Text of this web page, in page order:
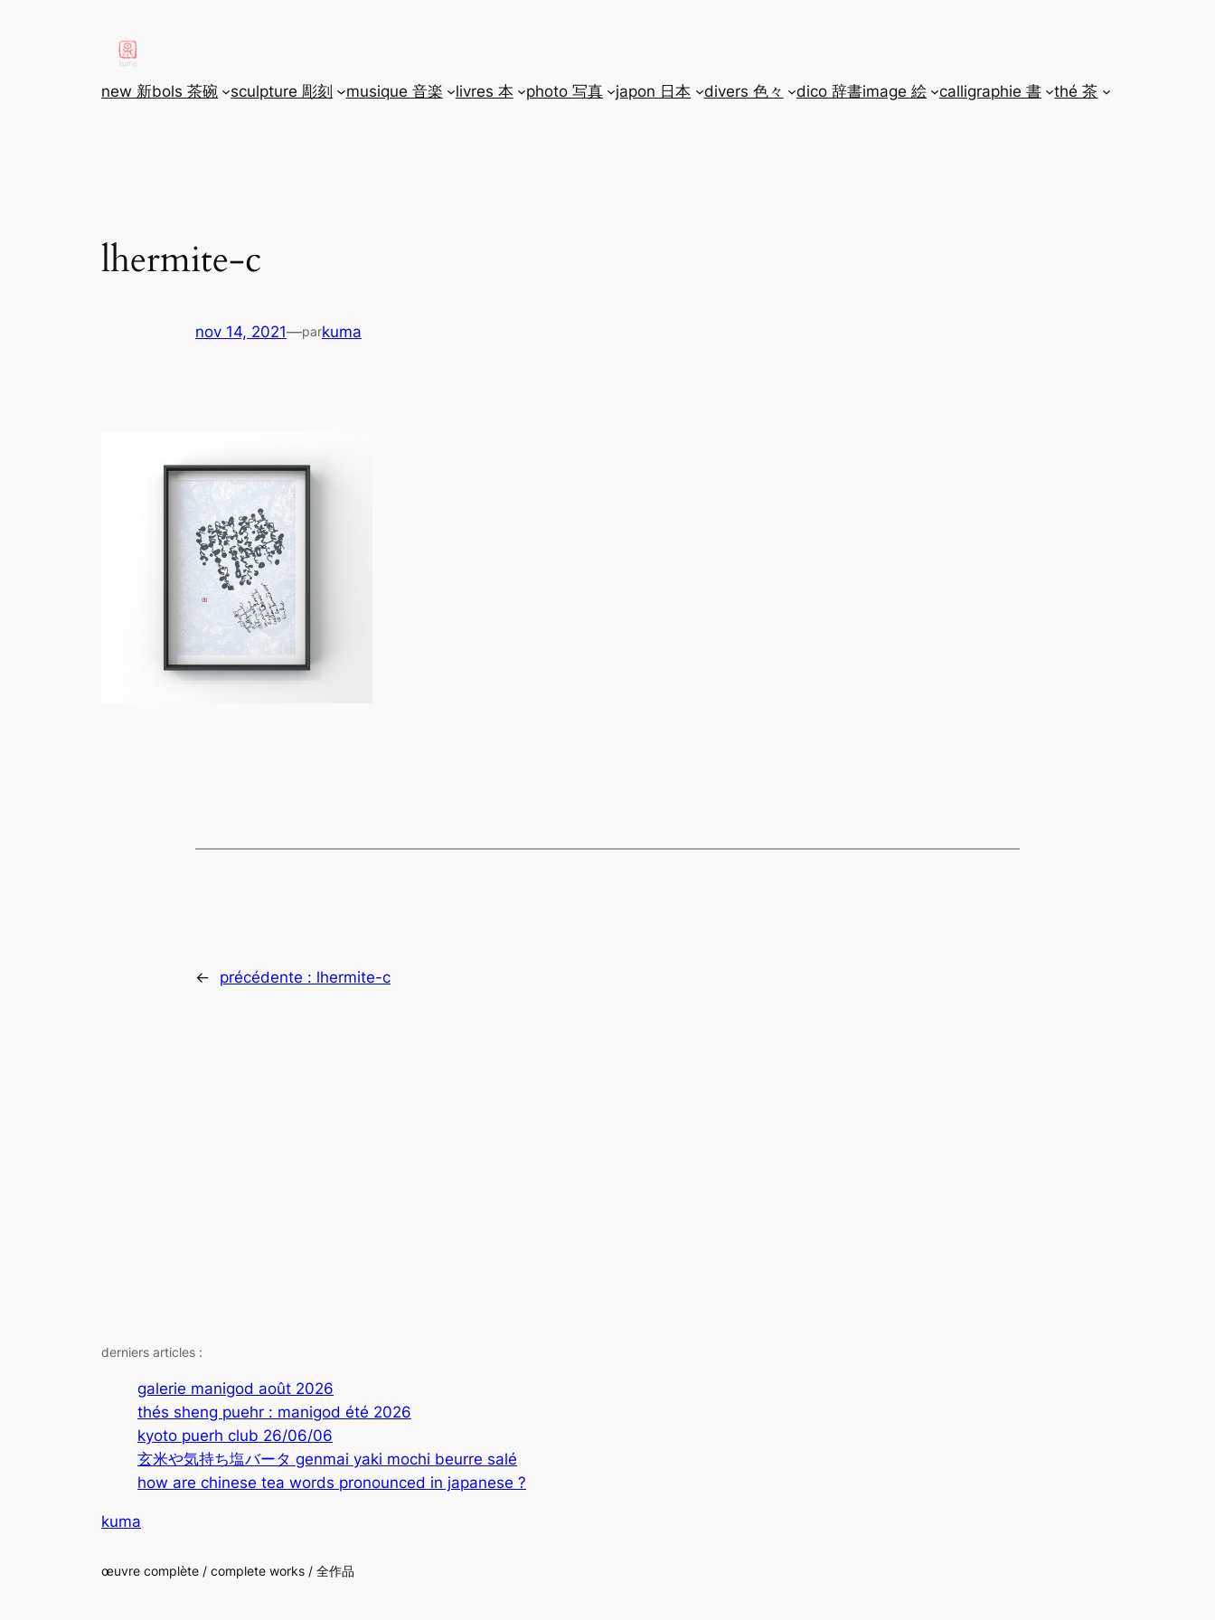
new 新bols 茶碗 sculpture 彫刻 musique 音楽 livres 本 photo 写真 japon 日本 divers 色々 dico 辞書image 絵 calligraphie 書 thé 茶
lhermite-c
nov 14, 2021—parkuma
← précédente : lhermite-c
derniers articles :
galerie manigod août 2026
thés sheng puehr : manigod été 2026
kyoto puerh club 26/06/06
玄米や気持ち塩バータ genmai yaki mochi beurre salé
how are chinese tea words pronounced in japanese ?
kuma
œuvre complète / complete works / 全作品